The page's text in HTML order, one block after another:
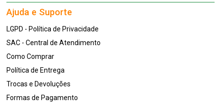
Ajuda e Suporte
LGPD - Política de Privacidade
SAC - Central de Atendimento
Como Comprar
Política de Entrega
Trocas e Devoluções
Formas de Pagamento